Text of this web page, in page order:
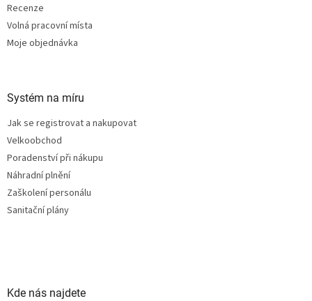
Recenze
Volná pracovní místa
Moje objednávka
Systém na míru
Jak se registrovat a nakupovat
Velkoobchod
Poradenství při nákupu
Náhradní plnění
Zaškolení personálu
Sanitační plány
Kde nás najdete